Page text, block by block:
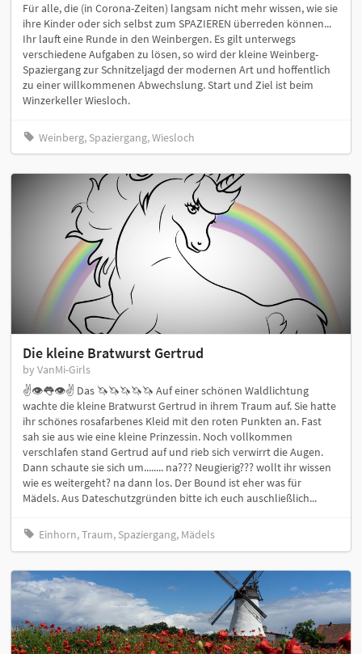
Für alle, die (in Corona-Zeiten) langsam nicht mehr wissen, wie sie
ihre Kinder oder sich selbst zum SPAZIEREN überreden können...
Ihr lauft eine Runde in den Weinbergen. Es gilt unterwegs
verschiedene Aufgaben zu lösen, so wird der kleine Weinberg-
Spaziergang zur Schnitzeljagd der modernen Art und hoffentlich
zu einer willkommenen Abwechslung. Start und Ziel ist beim
Winzerkeller Wiesloch.
Weinberg, Spaziergang, Wiesloch
Die kleine Bratwurst Gertrud
by VanMi-Girls
✌👁👅👁✌ Das 🦄🦄🦄🦄🦄 Auf einer schönen Waldlichtung
wachte die kleine Bratwurst Gertrud in ihrem Traum auf. Sie hatte
ihr schönes rosafarbenes Kleid mit den roten Punkten an. Fast
sah sie aus wie eine kleine Prinzessin. Noch vollkommen
verschlafen stand Gertrud auf und rieb sich verwirrt die Augen.
Dann schaute sie sich um........ na??? Neugierig??? wollt ihr wissen
wie es weitergeht? na dann los. Der Bound ist eher was für
Mädels. Aus Dateschutzgründen bitte ich euch auschließlich...
Einhorn, Traum, Spaziergang, Mädels